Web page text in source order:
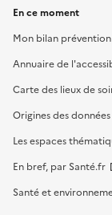
En ce moment
Mon bilan prévention
Annuaire de
Carte des lieux de
Origines des
Les espaces
En bref, par Santé.fr
Santé et